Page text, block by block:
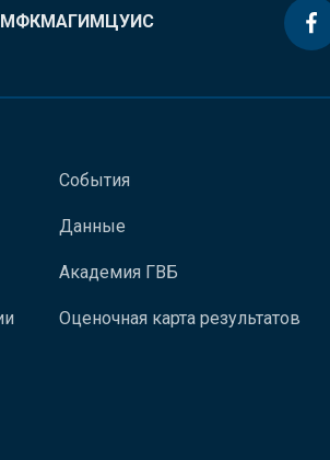
МФКМАГИМЦУИС
События
Данные
Академия ГВБ
Оценочная карта результатов